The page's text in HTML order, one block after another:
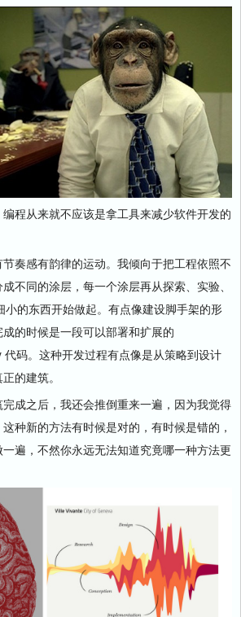
从来就不应该是拿工具来减少软件开发的
感有韵律的运动。我倾向于把工程依照不
不同的涂层，每一个涂层再从探索、实验、
的东西开始做起。有点像建设脚手架的形
的时候是一段可以部署和扩展的
码。这种开发过程有点像是从策略到设计
的建筑。
之后，我还会推倒重来一遍，因为我觉得
种新的方法有时候是对的，有时候是错的，
遍，不然你永远无法知道究竟哪一种方法更